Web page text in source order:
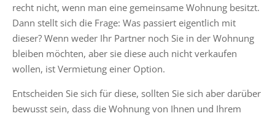
recht nicht, wenn man eine gemeinsame Wohnung besitzt.
Dann stellt sich die Frage: Was passiert eigentlich mit
dieser? Wenn weder Ihr Partner noch Sie in der Wohnung
bleiben möchten, aber sie diese auch nicht verkaufen
wollen, ist Vermietung einer Option.
Entscheiden Sie sich für diese, sollten Sie sich aber darüber
bewusst sein, dass die Wohnung von Ihnen und Ihrem